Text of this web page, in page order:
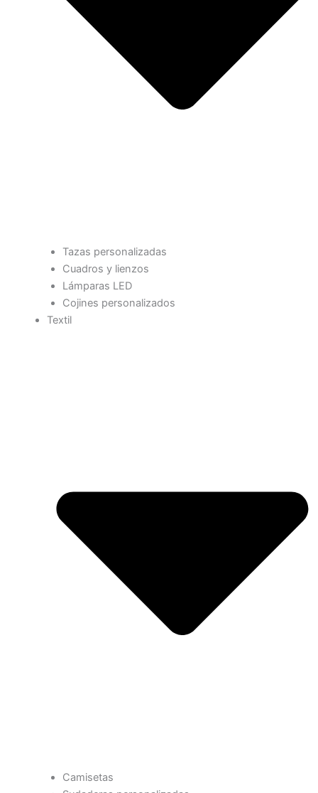
Tazas personalizadas
Cuadros y lienzos
Lámparas LED
Cojines personalizados
Textil
Camisetas